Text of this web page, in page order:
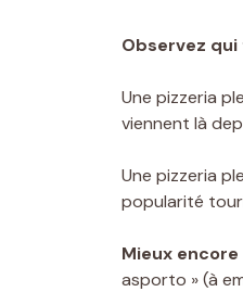
Observez
Une pizzeria
viennent là
Une pizzeria
popularité
Mieux
asporto » (à